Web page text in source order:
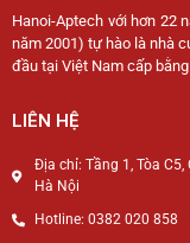
Hanoi-Aptech với hơn 22
năm 2001) tự hào là nhà
đầu tại Việt Nam cấp
LIÊN HỆ
Địa chỉ: Tầng 1, Tòa
Hà Nội
Hotline: 0382 020 858